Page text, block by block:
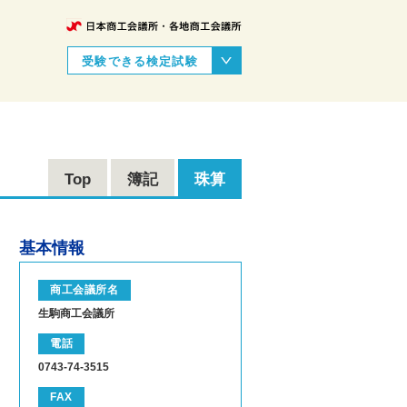
受験できる検定試験
Top 簿記 珠算
基本情報
商工会議所名
生駒商工会議所
電話
0743-74-3515
FAX